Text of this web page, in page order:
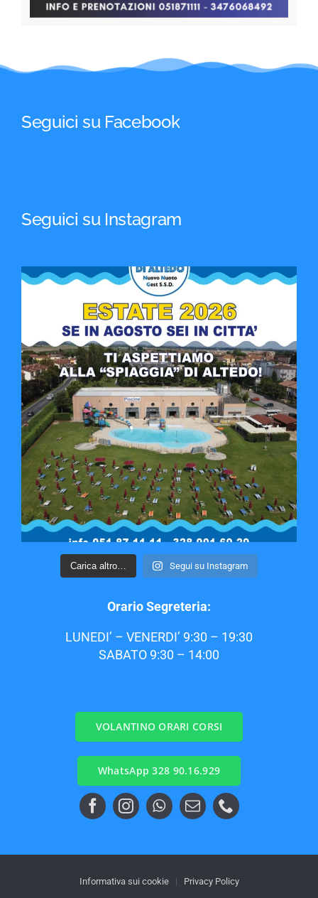
Seguici su Facebook
Seguici su Instagram
Carica altro… Segui su Instagram
Orario Segreteria:
LUNEDI’ – VENERDI’ 9:30 – 19:30
SABATO 9:30 – 14:00
VOLANTINO ORARI CORSI
WhatsApp 328 90.16.929
Informativa sui cookie| Privacy Policy